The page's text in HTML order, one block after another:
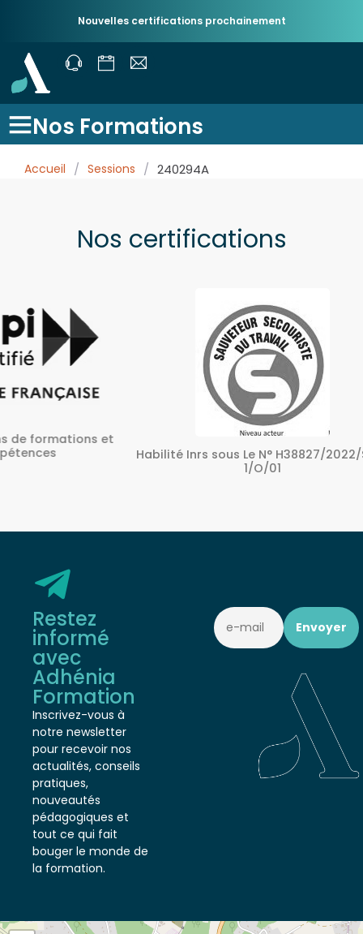
Nouvelles certifications prochainement
Nos Formations
Accueil / Sessions / 240294A
Nos certifications
et
Habilité Inrs sous Le N° H38827/2022/SST-
Restez
informé
avec
Adhénia
Formation
Inscrivez-vous à
notre newsletter
pour recevoir nos
actualités, conseils
pratiques,
nouveautés
pédagogiques et
tout ce qui fait
bouger le monde de
la formation.